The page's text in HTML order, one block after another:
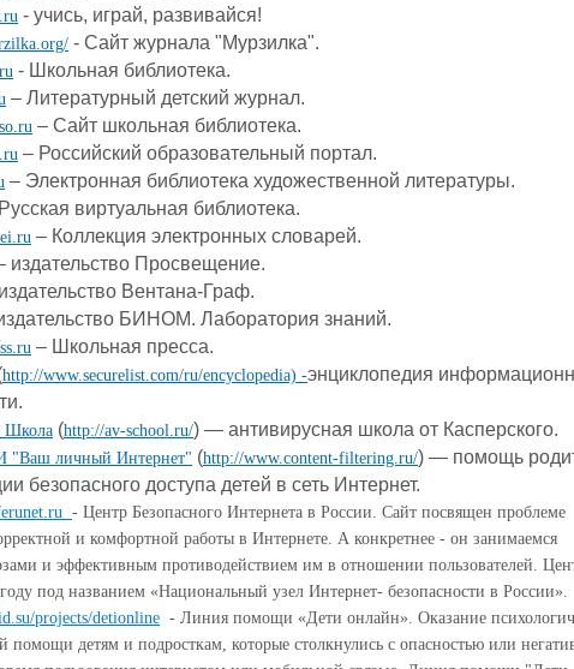
- учись, играй, развивайся!
- Сайт журнала "Мурзилка".
- Школьная библиотека.
– Литературный детский журнал.
– Сайт школьная библиотека.
– Российский образовательный портал.
– Электронная библиотека художественной литературы.
виртуальная библиотека.
– Коллекция электронных словарей.
издательство Просвещение.
Вентана-Граф.
БИНОМ. Лаборатория знаний.
– Школьная пресса.
http://www.securelist.com/ru/encyclopedia) -энциклопедия
Школа (http://av-school.ru/) — антивирусная школа от Касперского.
"Ваш личный Интернет" (http://www.content-filtering.ru/) — помощь
безопасного доступа детей в сеть Интернет.
.ru - Центр Безопасного Интернета в России. Сайт посвящен проблеме
и комфортной работы в Интернете. А конкретнее - он занимаемся
и эффективным противодействием им в отношении пользователей.
под названием «Национальный узел Интернет- безопасности в России».
.su/projects/detionline - Линия помощи «Дети онлайн». Оказание
помощи детям и подросткам, которые столкнулись с опасностью или